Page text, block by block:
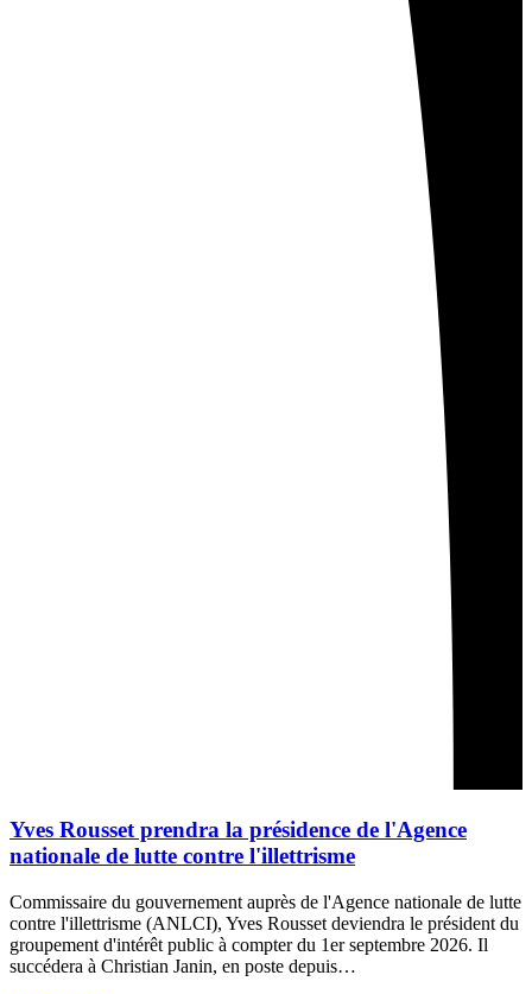
Yves Rousset prendra la présidence de l'Agence
nationale de lutte contre l'illettrisme
Commissaire du gouvernement auprès de l'Agence nationale de lutte
contre l'illettrisme (ANLCI), Yves Rousset deviendra le président du
groupement d'intérêt public à compter du 1er septembre 2026. Il
succédera à Christian Janin, en poste depuis…